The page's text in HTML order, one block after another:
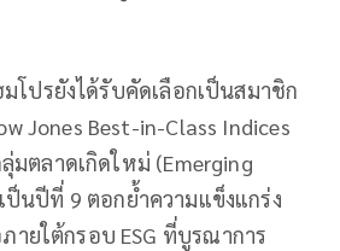
โปรยังได้รับคัดเลือกเป็นสมาชิก
Jones Best-in-Class Indices
มตลาดเกิดใหม่ (Emerging
ป็นปีที่ 9 ตอกย้ำความแข็งแกร่ง
ายใต้กรอบ ESG ที่บูรณาการ